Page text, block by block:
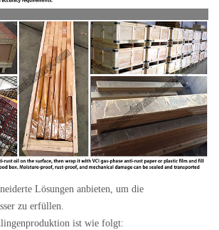
Lösungen anbieten, um die
zu erfüllen.
ist wie folgt: